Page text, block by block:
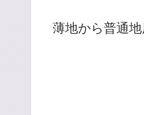
薄地から普通地